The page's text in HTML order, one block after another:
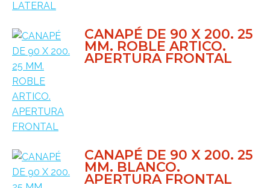
CANAPÉ DE 90 X 200. 25
MM. ROBLE ARTICO.
APERTURA FRONTAL
CANAPÉ DE 90 X 200. 25
MM. BLANCO.
APERTURA FRONTAL